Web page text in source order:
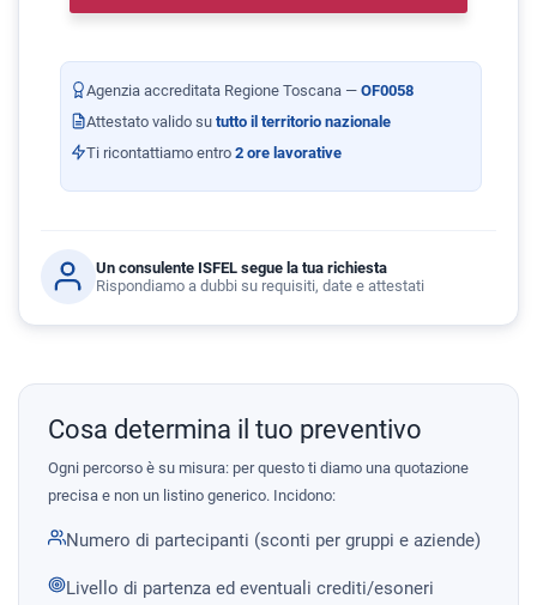
Agenzia accreditata Regione Toscana — OF0058
Attestato valido su tutto il territorio nazionale
Ti ricontattiamo entro 2 ore lavorative
Un consulente ISFEL segue la tua richiesta
Rispondiamo a dubbi su requisiti, date e attestati
Cosa determina il tuo preventivo
Ogni percorso è su misura: per questo ti diamo una quotazione
precisa e non un listino generico. Incidono:
Numero di partecipanti (sconti per gruppi e aziende)
Livello di partenza ed eventuali crediti/esoneri